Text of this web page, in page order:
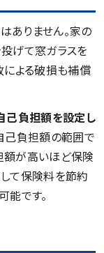
ありません。家の
げて窓ガラスを
による破損も補償
己負担額を設定し
己負担額の範囲で
額が高いほど保険
て保険料を節約
能です。